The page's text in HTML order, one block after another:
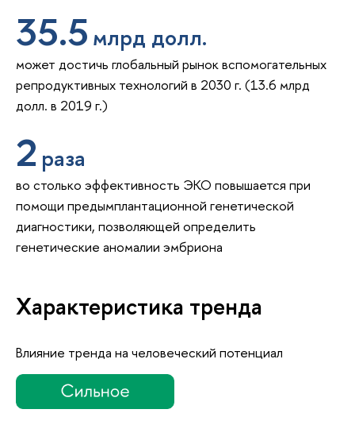
35.5 млрд долл.
может достичь глобальный рынок вспомогательных
репродуктивных технологий в 2030 г. (13.6 млрд
долл. в 2019 г.)
2 раза
во столько эффективность ЭКО повышается при
помощи предымплантационной генетической
диагностики, позволяющей определить
генетические аномалии эмбриона
Характеристика тренда
Влияние тренда на человеческий потенциал